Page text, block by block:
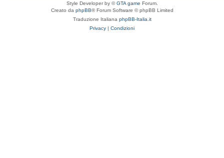
Style Developer by ©GTA game Forum.
Creato da phpBB® Forum Software © phpBB Limited
Traduzione Italiana phpBB-Italia.it
Privacy | Condizioni